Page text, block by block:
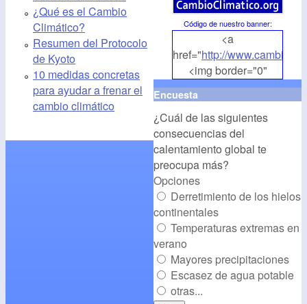
¿Qué es el Cambio
Climático?
Resumen del Protocolo
de Kyoto
10 medidas concretas
para ayudar a frenar el
cambio climático
Código de nuestro banner:
<a
href="http://
<img border="0"
align="middle"
src="http://
alt="CambioClimatico.org"
/></a>
Encuesta
¿Cuál de las siguientes
consecuencias del
calentamiento global te
preocupa más?
Opciones
Derretimiento de los hielos
continentales
Temperaturas extremas en
verano
Mayores precipitaciones
Escasez de agua potable
otras...